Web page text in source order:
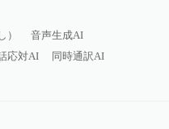
音声生成AI
応対AI
同時通訳AI